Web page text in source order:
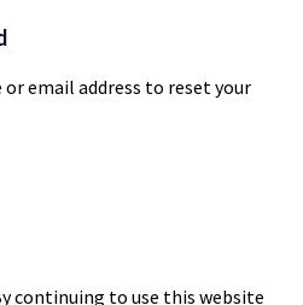
email address to reset your
continuing to use this website